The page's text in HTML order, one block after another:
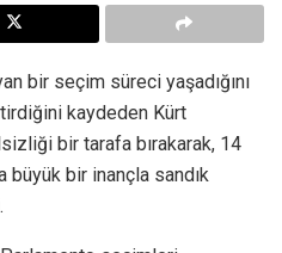
bir seçim süreci yaşadığını
kaydeden Kürt
bir tarafa bırakarak, 14
büyük bir inançla sandık